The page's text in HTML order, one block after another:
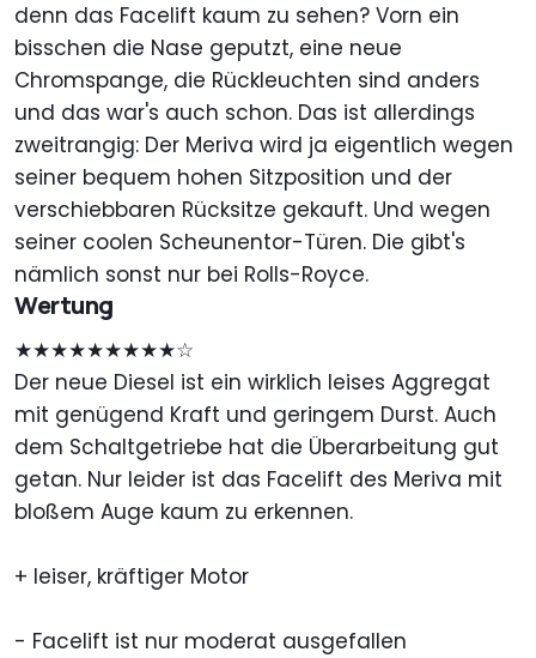
denn das Facelift kaum zu sehen? Vorn ein
bisschen die Nase geputzt, eine neue
Chromspange, die Rückleuchten sind anders
und das war's auch schon. Das ist allerdings
zweitrangig: Der Meriva wird ja eigentlich wegen
seiner bequem hohen Sitzposition und der
verschiebbaren Rücksitze gekauft. Und wegen
seiner coolen Scheunentor-Türen. Die gibt's
nämlich sonst nur bei Rolls-Royce.
Wertung
★★★★★★★★★☆
Der neue Diesel ist ein wirklich leises Aggregat
mit genügend Kraft und geringem Durst. Auch
dem Schaltgetriebe hat die Überarbeitung gut
getan. Nur leider ist das Facelift des Meriva mit
bloßem Auge kaum zu erkennen.
+ leiser, kräftiger Motor
- Facelift ist nur moderat ausgefallen